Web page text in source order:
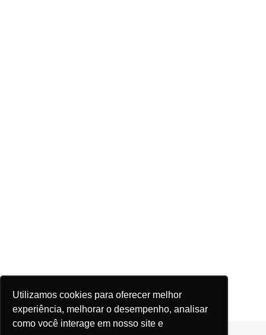
Utilizamos cookies para oferecer melhor
experiência, melhorar o desempenho, analisar
como você interage em nosso site e